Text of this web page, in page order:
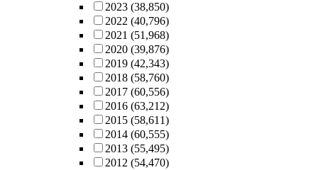
2023 (38,850)
2022 (40,796)
2021 (51,968)
2020 (39,876)
2019 (42,343)
2018 (58,760)
2017 (60,556)
2016 (63,212)
2015 (58,611)
2014 (60,555)
2013 (55,495)
2012 (54,470)